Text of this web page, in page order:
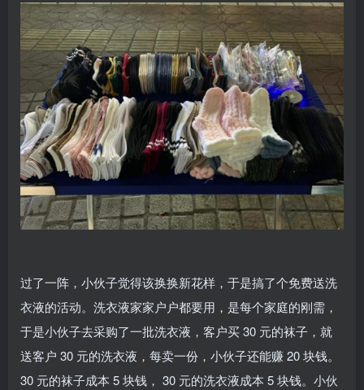
过了一阵，小伙子觉得该换换新花样，于是搞了个免费送洗
衣液的活动。洗衣液家家户户都要用，是每个家庭的刚需，
于是小伙子去采购了一批洗衣液，客户买 30 元的袜子，就
送客户 30 元的洗衣液，每卖一份，小伙子还能赚 20 块钱。
30 元的袜子成本 5 块钱， 30 元的洗衣液成本 5 块钱。小伙